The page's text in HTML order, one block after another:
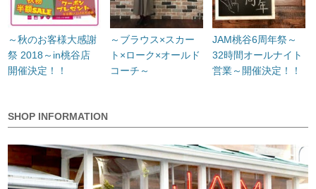
～秋のお客様大感謝
祭 2018～in桃谷店
開催決定！！
～ブラウス×スカー
ト×ローク×オールド
コーチ～
JAM桃谷6周年祭～
32時間オールナイト
営業～開催決定！！
SHOP INFORMATION